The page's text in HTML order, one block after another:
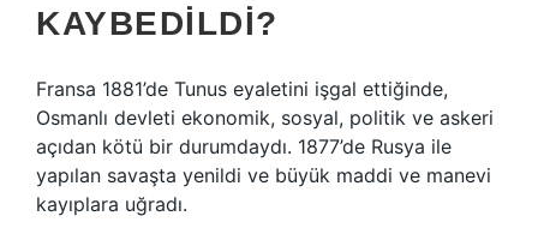
KAYBEDILDI?
Fransa 1881’de Tunus eyaletini işgal ettiğinde,
Osmanlı devleti ekonomik, sosyal, politik ve askeri
açıdan kötü bir durumdaydı. 1877’de Rusya ile
yapılan savaşta yenildi ve büyük maddi ve manevi
kayıplara uğradı.